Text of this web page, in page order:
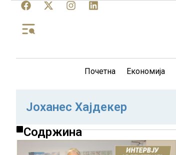
Почетна Економија
Јоханес Хајдекер
Содржина